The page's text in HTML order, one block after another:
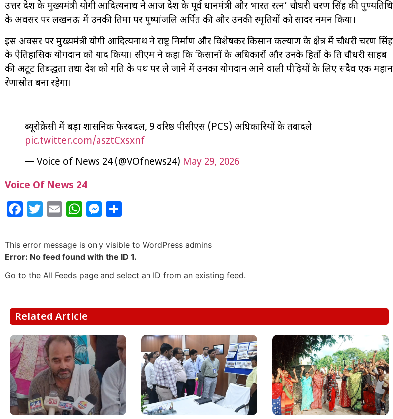
उत्तर प्रदेश के मुख्यमंत्री योगी आदित्यनाथ ने आज देश के पूर्व प्रधानमंत्री और भारत रत्न’ चौधरी चरण सिंह की पुण्यतिथि
के अवसर पर लखनऊ में उनकी प्रतिमा पर पुष्पांजलि अर्पित की और उनकी स्मृतियों को सादर नमन किया।
इस अवसर पर मुख्यमंत्री योगी आदित्यनाथ ने राष्ट्र निर्माण और विशेषकर किसान कल्याण के क्षेत्र में चौधरी चरण सिंह
के ऐतिहासिक योगदान को याद किया। सीएम ने कहा कि किसानों के अधिकारों और उनके हितों के प्रति चौधरी साहब
की अटूट प्रतिबद्धता तथा देश को प्रगति के पथ पर ले जाने में उनका योगदान आने वाली पीढ़ियों के लिए सदैव एक महान
प्रेरणास्रोत बना रहेगा।
ब्यूरोक्रेसी में बड़ा प्रशासनिक फेरबदल, 9 वरिष्ठ पीसीएस (PCS) अधिकारियों के तबादले
pic.twitter.com/asztCxsxnf
— Voice of News 24 (@VOfnews24) May 29, 2026
Voice Of News 24
Facebook
Twitter
EmailWhatsApp
Messenger
This error message is only visible to WordPress admins
Error: No feed found with the ID 1.
Go to the All Feeds page and select an ID from an existing feed.
Related Article